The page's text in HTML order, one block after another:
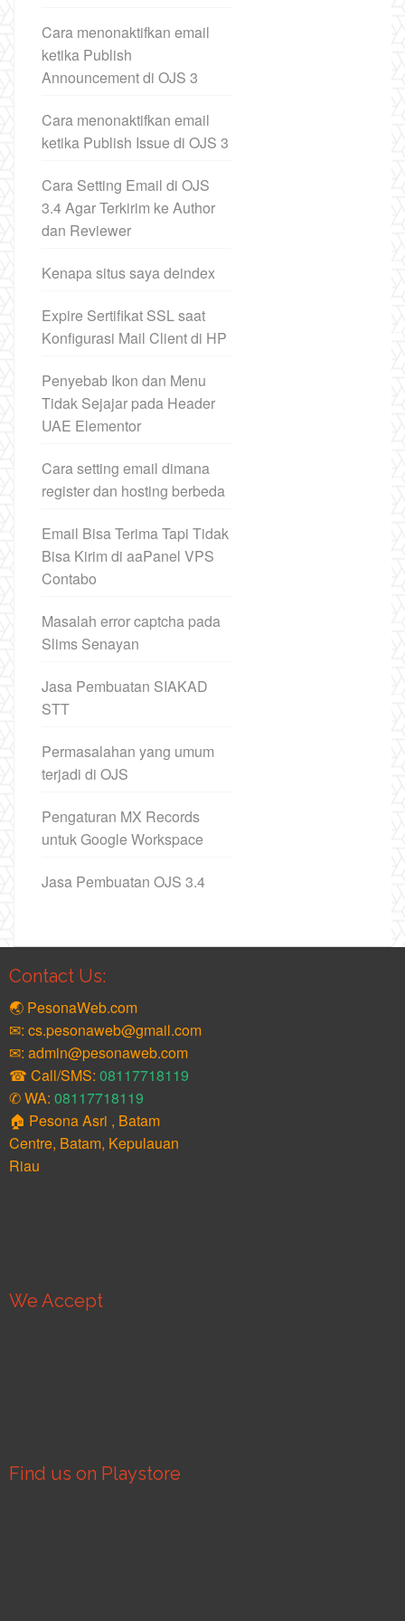
Cara menonaktifkan email
ketika Publish
Announcement di OJS 3
Cara menonaktifkan email
ketika Publish Issue di OJS 3
Cara Setting Email di OJS
3.4 Agar Terkirim ke Author
dan Reviewer
Kenapa situs saya deindex
Expire Sertifikat SSL saat
Konfigurasi Mail Client di HP
Penyebab Ikon dan Menu
Tidak Sejajar pada Header
UAE Elementor
Cara setting email dimana
register dan hosting berbeda
Email Bisa Terima Tapi Tidak
Bisa Kirim di aaPanel VPS
Contabo
Masalah error captcha pada
Slims Senayan
Jasa Pembuatan SIAKAD
STT
Permasalahan yang umum
terjadi di OJS
Pengaturan MX Records
untuk Google Workspace
Jasa Pembuatan OJS 3.4
Contact Us:
🌏 PesonaWeb.com
✉: cs.pesonaweb@gmail.com
✉: admin@pesonaweb.com
☎ Call/SMS: 08117718119
✆ WA: 08117718119
🏠 Pesona Asri , Batam
Centre, Batam, Kepulauan
Riau
We Accept
Find us on Playstore